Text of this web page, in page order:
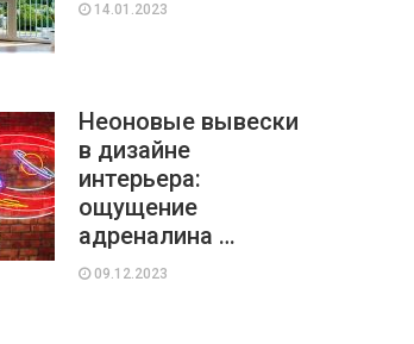
14.01.2023
Неоновые вывески
в дизайне
интерьера:
ощущение
адреналина …
09.12.2023